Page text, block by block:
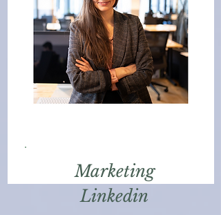
Marketing
Linkedin